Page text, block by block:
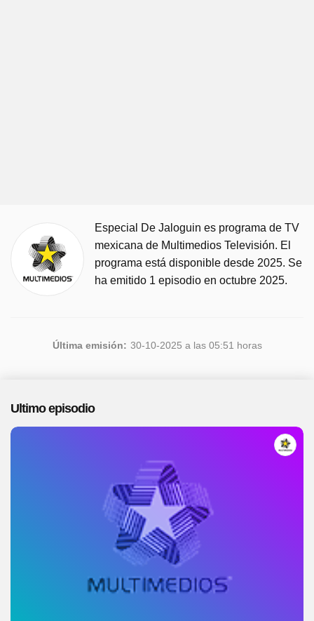
Especial De Jaloguin es programa de TV
mexicana de Multimedios Televisión. El
programa está disponible desde 2025. Se
ha emitido 1 episodio en octubre 2025.
Última emisión: 30-10-2025 a las 05:51 horas
Ultimo episodio